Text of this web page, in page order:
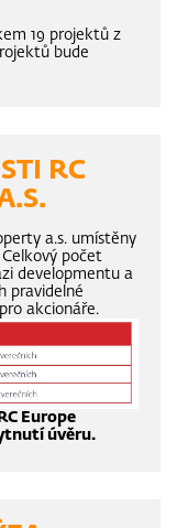
19 projektů z
bude
RC
a.s. umístěny
počet
developmentu a
pravidelné
akcionáře.
Europe
úvěru.